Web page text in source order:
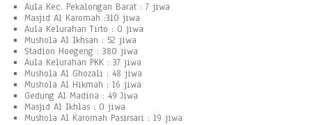
Aula Kec. Pekalongan Barat : 7 jiwa
Masjid Al Karomah :310 jiwa
Aula Kelurahan Tirto : 0 jiwa
Mushola Al Ikhsan : 52 jiwa
Stadion Hoegeng : 380 jiwa
Aula Kelurahan PKK : 37 jiwa
Mushola Al Ghozali : 48 jiwa
Mushola Al Hikmah : 16 jiwa
Gedung Al Madina : 49 Jiwa
Masjid Al Ikhlas : 0 jiwa
Mushola Al Karomah Pasirsari : 19 jiwa